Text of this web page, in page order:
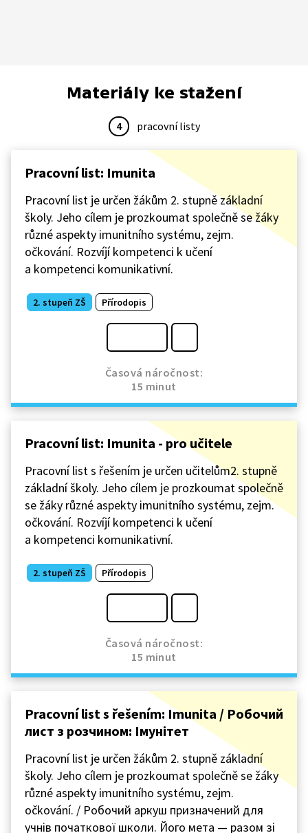
Materiály ke stažení
4 pracovní listy
Pracovní list: Imunita
Pracovní list je určen žákům 2. stupně základní
školy. Jeho cílem je prozkoumat společně se žáky
různé aspekty imunitního systému, zejm.
očkování. Rozvíjí kompetenci k učení
a kompetenci komunikativní.
2. stupeň ZŠ Přírodopis
Časová náročnost:
15 minut
Pracovní list: Imunita - pro učitele
Pracovní list s řešením je určen učitelům2. stupně
základní školy. Jeho cílem je prozkoumat společně
se žáky různé aspekty imunitního systému, zejm.
očkování. Rozvíjí kompetenci k učení
a kompetenci komunikativní.
2. stupeň ZŠ Přírodopis
Časová náročnost:
15 minut
Pracovní list s řešením: Imunita / Робочий
лист з розчином: Імунітет
Pracovní list je určen žákům 2. stupně základní
školy. Jeho cílem je prozkoumat společně se žáky
různé aspekty imunitního systému, zejm.
očkování. / Робочий аркуш призначений для
учнів початкової школи. Його мета — разом зі